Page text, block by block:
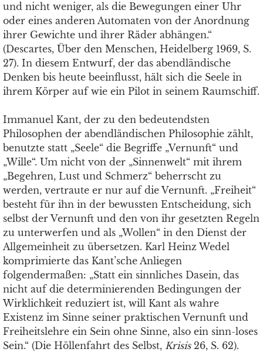
und nicht weniger, als die Bewegungen einer Uhr
oder eines anderen Automaten von der Anordnung
ihrer Gewichte und ihrer Räder abhängen.“
(Descartes, Über den Menschen, Heidelberg 1969, S.
27). In diesem Entwurf, der das abendländische
Denken bis heute beeinflusst, hält sich die Seele in
ihrem Körper auf wie ein Pilot in seinem Raumschiff.
Immanuel Kant, der zu den bedeutendsten
Philosophen der abendländischen Philosophie zählt,
benutzte statt „Seele“ die Begriffe „Vernunft“ und
„Wille“. Um nicht von der „Sinnenwelt“ mit ihrem
„Begehren, Lust und Schmerz“ beherrscht zu
werden, vertraute er nur auf die Vernunft. „Freiheit“
besteht für ihn in der bewussten Entscheidung, sich
selbst der Vernunft und den von ihr gesetzten Regeln
zu unterwerfen und als „Wollen“ in den Dienst der
Allgemeinheit zu übersetzen. Karl Heinz Wedel
komprimierte das Kant’sche Anliegen
folgendermaßen: „Statt ein sinnliches Dasein, das
nicht auf die determinierenden Bedingungen der
Wirklichkeit reduziert ist, will Kant als wahre
Existenz im Sinne seiner praktischen Vernunft und
Freiheitslehre ein Sein ohne Sinne, also ein sinn-loses
Sein.“ (Die Höllenfahrt des Selbst, Krisis26, S. 62).